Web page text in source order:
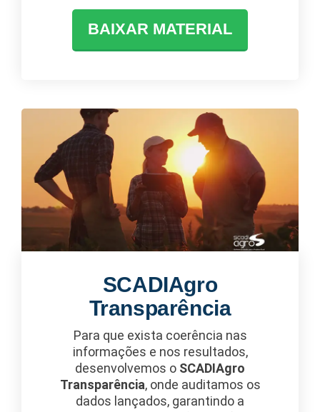
BAIXAR MATERIAL
SCADIAgro
Transparência
Para que exista coerência nas
informações e nos resultados,
desenvolvemos o SCADIAgro
Transparência, onde auditamos os
dados lançados, garantindo a